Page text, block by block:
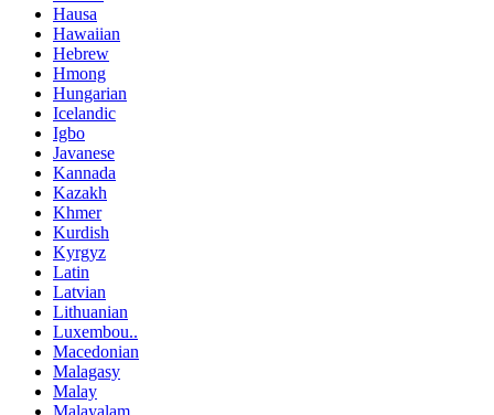
Hausa
Hawaiian
Hebrew
Hmong
Hungarian
Icelandic
Igbo
Javanese
Kannada
Kazakh
Khmer
Kurdish
Kyrgyz
Latin
Latvian
Lithuanian
Luxembou..
Macedonian
Malagasy
Malay